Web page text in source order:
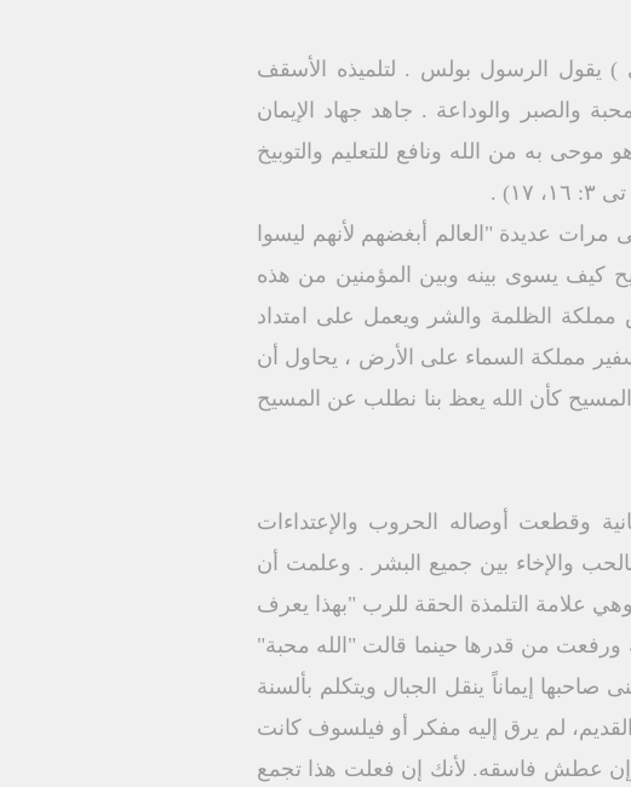
) يقول الرسول بولس . لتلميذه الأسقف
والصبر والوداعة . جاهد جهاد الإيمان
إليها دعيت أيضاً . (اتی ٦: ۱۱، ۱۲) .. كل الكتاب هو موحى به من الله ونافع للتعليم والتوبيخ
عديدة "العالم أبغضهم لأنهم ليسوا
ونلاحظ كلمات السيد المسيح كيف يسوى بينه وبين المؤمنين من هذه
في مملكة السماء (۲ تي ۲ :۳) عمله أن يقوض مملكة الظلمة والشر ويعمل على امتداد
مملكة السماء على الأرض ، يحاول أن
كأن الله يعظ بنا نطلب عن المسيح
وقطعت أوصاله الحروب والإعتداءات
بالحب والإخاء بين جميع البشر . وعلمت أن
"الوصية الأولى والعظمى"(مت ۲۲ : ۳۸) ، وأنها "غاية الوصية" (اتى ١: ٥) . وهي علامة التلمذة الحقة للرب "بهذا يعرف
(يو ١٣: ٣٥).. بل إنها سمت بالمحبة ورفعت من قدرها حينما قالت "الله محبة"
إيماناً ينقل الجبال ويتكلم بألسنة
القديم، لم يرق إليه مفكر أو فيلسوف كانت
وإن عطش فاسقه. لأنك إن فعلت هذا تجمع